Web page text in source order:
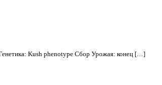
Kush phenotype Сбор Урожая: конец […]